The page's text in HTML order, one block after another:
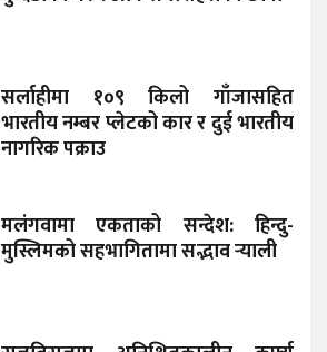
सर्लाहीमा १०९ किलो गाँजासहित
भारतीय नम्बर प्लेटको कार र दुई भारतीय
नागरिक पक्राउ
मलंगवामा एकताको सन्देश: हिन्दु-
मुस्लिमको सहभागितामा सद्भाव र्‍याली